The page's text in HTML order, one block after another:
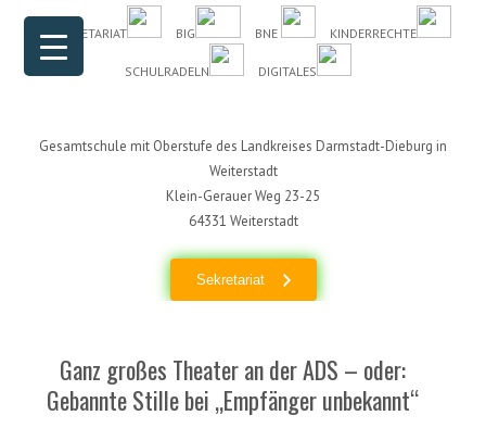
DAS SEKRETARIAT
BIG BNE KINDERRECHTE
SCHULRADELN DIGITALES
Gesamtschule mit Oberstufe des Landkreises Darmstadt-Dieburg in
Weiterstadt
Klein-Gerauer Weg 23-25
64331 Weiterstadt
Sekretariat
Ganz großes Theater an der ADS – oder:
Gebannte Stille bei „Empfänger unbekannt“